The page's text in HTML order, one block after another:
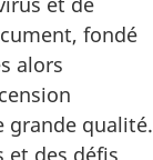
fondé
alors
grande qualité.
et des défis